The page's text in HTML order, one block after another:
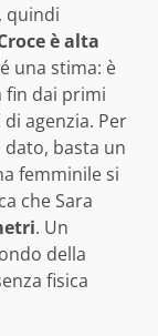
quindi
è alta
una stima: è
fin dai primi
agenzia. Per
basta un
femminile si
che Sara
. Un
della
fisica